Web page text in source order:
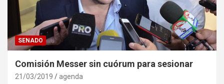
SENADO
Comisión Messer sin cuórum para sesionar
21/03/2019 agenda